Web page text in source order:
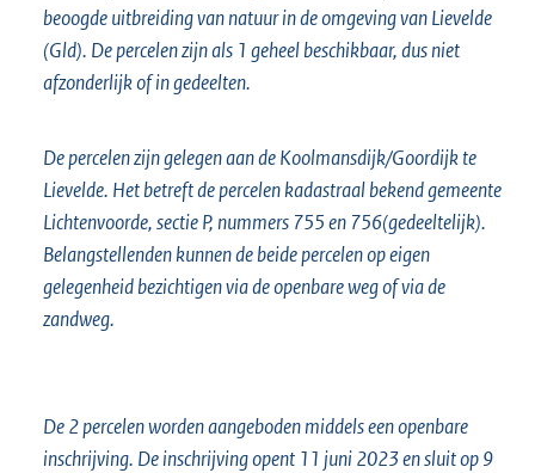
K
beoogde uitbreiding van natuur in de omgeving van Lievelde
(Gld). De percelen zijn als 1 geheel beschikbaar, dus niet
afzonderlijk of in gedeelten.
De percelen zijn gelegen aan de Koolmansdijk/Goordijk te
Lievelde. Het betreft de percelen kadastraal bekend gemeente
Lichtenvoorde, sectie P, nummers 755 en 756(gedeeltelijk).
Belangstellenden kunnen de beide percelen op eigen
gelegenheid bezichtigen via de openbare weg of via de
zandweg.
De 2 percelen worden aangeboden middels een openbare
inschrijving. De inschrijving opent 11 juni 2023 en sluit op 9